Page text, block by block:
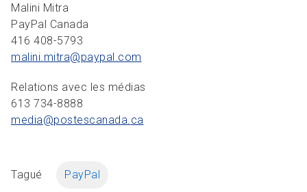
Malini Mitra
PayPal Canada
416 408-5793
malini.mitra@paypal.com
Relations avec les médias
613 734-8888
media@postescanada.ca
Tagué PayPal